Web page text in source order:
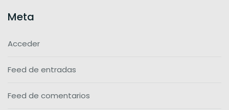
Meta
Acceder
Feed de entradas
Feed de comentarios